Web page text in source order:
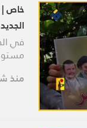
خاص |
في
منذ